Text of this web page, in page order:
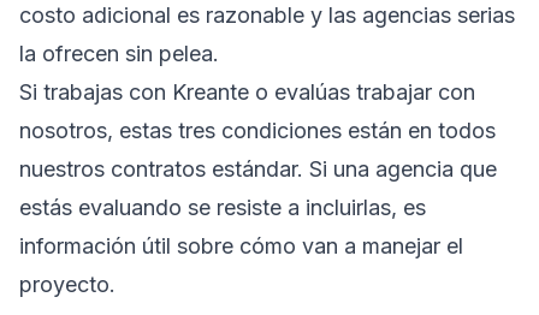
costo adicional es razonable y las agencias serias
la ofrecen sin pelea.
Si trabajas con Kreante o evalúas trabajar con
nosotros, estas tres condiciones están en todos
nuestros contratos estándar. Si una agencia que
estás evaluando se resiste a incluirlas, es
información útil sobre cómo van a manejar el
proyecto.